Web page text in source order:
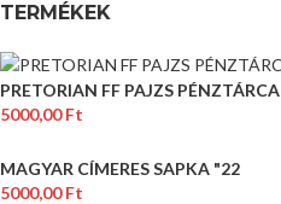
TERMÉKEK
PRETORIAN FF PAJZS PÉNZTÁRCA
5000,00Ft
MAGYAR CÍMERES SAPKA "22
5000,00Ft